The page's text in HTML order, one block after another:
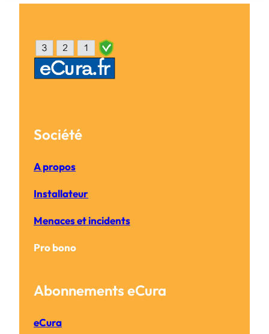
Société
A propos
Installateur
Menaces et incidents
Pro bono
Abonnements eCura
eCura